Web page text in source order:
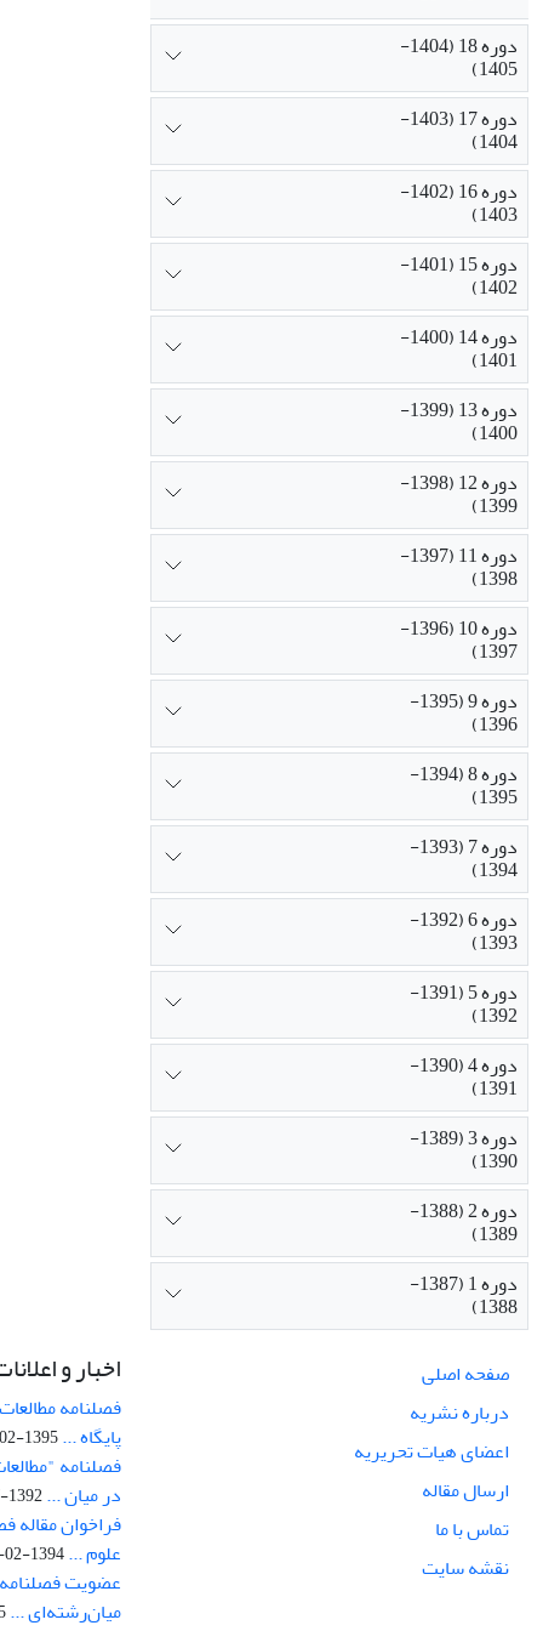
دوره 18 (1404-
1405)
دوره 17 (1403-
1404)
دوره 16 (1402-
1403)
دوره 15 (1401-
1402)
دوره 14 (1400-
1401)
دوره 13 (1399-
1400)
دوره 12 (1398-
1399)
دوره 11 (1397-
1398)
دوره 10 (1396-
1397)
دوره 9 (1395-
1396)
دوره 8 (1394-
1395)
دوره 7 (1393-
1394)
دوره 6 (1392-
1393)
دوره 5 (1391-
1392)
دوره 4 (1390-
1391)
دوره 3 (1389-
1390)
دوره 2 (1388-
1389)
دوره 1 (1387-
1388)
صفحه اصلی
درباره نشریه
اعضای هیات تحریریه
ارسال مقاله
تماس با ما
نقشه سایت
اخبار و
فصلنامه
پایگاه ...1395-02-05
فصلنامه
در میان ...1392-07-02
فراخوان مقاله
علوم ...1394-02-22
عضویت
میان‌رشته‌ای ...